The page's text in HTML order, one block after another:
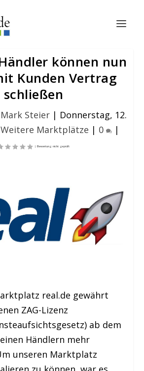
können nun
Kunden Vertrag
schließen
Mark Steier | Donnerstag, 12.
Weitere Marktplätze | 0 |
real.de gewährt
ZAG-Lizenz
ab dem
Händlern mehr
unseren Marktplatz